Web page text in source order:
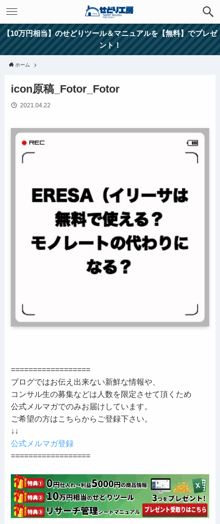
【10万円相当】のせどりツール＆マニュアルを【無料】でプレゼ
ント！
ホーム
icon原稿_Fotor_Fotor
2021.04.22
==================
ブログではお伝え出来ない新鮮な情報や、
コンサル生の募集などは人数を限定させて頂くため
公式メルマガでのみお届けしています。
ご希望の方はこちらからご登録下さい。
↓↓
公式メルマガ登録
==================